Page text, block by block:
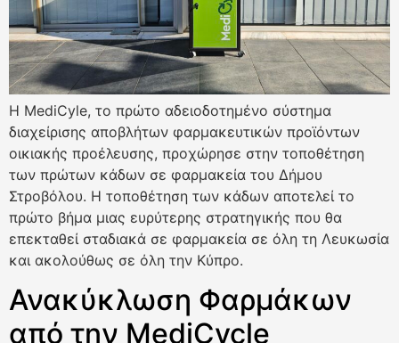
Η MediCyle, το πρώτο αδειοδοτημένο σύστημα
διαχείρισης αποβλήτων φαρμακευτικών προϊόντων
οικιακής προέλευσης, προχώρησε στην τοποθέτηση
των πρώτων κάδων σε φαρμακεία του Δήμου
Στροβόλου. Η τοποθέτηση των κάδων αποτελεί το
πρώτο βήμα μιας ευρύτερης στρατηγικής που θα
επεκταθεί σταδιακά σε φαρμακεία σε όλη τη Λευκωσία
και ακολούθως σε όλη την Κύπρο.
Ανακύκλωση Φαρμάκων
από την MediCycle